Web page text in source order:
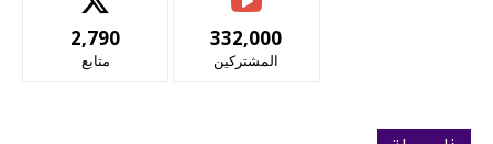
2,790
متابع
332,000
المشتركين